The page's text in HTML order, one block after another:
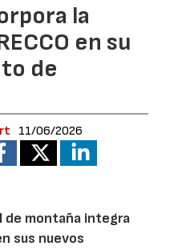
la
en su
de
11/06/2026
de montaña integra
sus nuevos